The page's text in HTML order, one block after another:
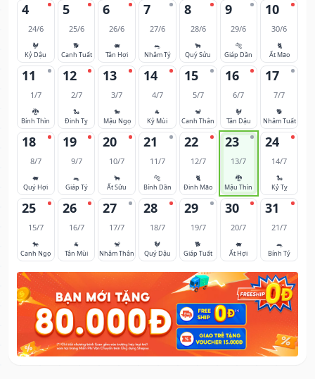
4
24/6
🐓
Kỷ Dậu
5
25/6
🐕
Canh Tuất
6
26/6
🐖
Tân Hợi
7
27/6
🐀
Nhâm Tý
8
28/6
🐂
Quý Sửu
9
29/6
🐅
Giáp Dần
10
30/6
🐈
Ất Mão
11
1/7
🐉
Bính Thìn
12
2/7
🐍
Đinh Tỵ
13
3/7
🐎
Mậu Ngọ
14
4/7
🐐
Kỷ Mùi
15
5/7
🐒
Canh Thân
16
6/7
🐓
Tân Dậu
17
7/7
🐕
Nhâm Tuất
18
8/7
🐖
Quý Hợi
19
9/7
🐀
Giáp Tý
20
10/7
🐂
Ất Sửu
21
11/7
🐅
Bính Dần
22
12/7
🐈
Đinh Mão
23
13/7
🐉
Mậu Thìn
24
14/7
🐍
Kỷ Tỵ
25
15/7
🐎
Canh Ngọ
26
16/7
🐐
Tân Mùi
27
17/7
🐒
Nhâm Thân
28
18/7
🐓
Quý Dậu
29
19/7
🐕
Giáp Tuất
30
20/7
🐖
Ất Hợi
31
21/7
🐀
Bính Tý